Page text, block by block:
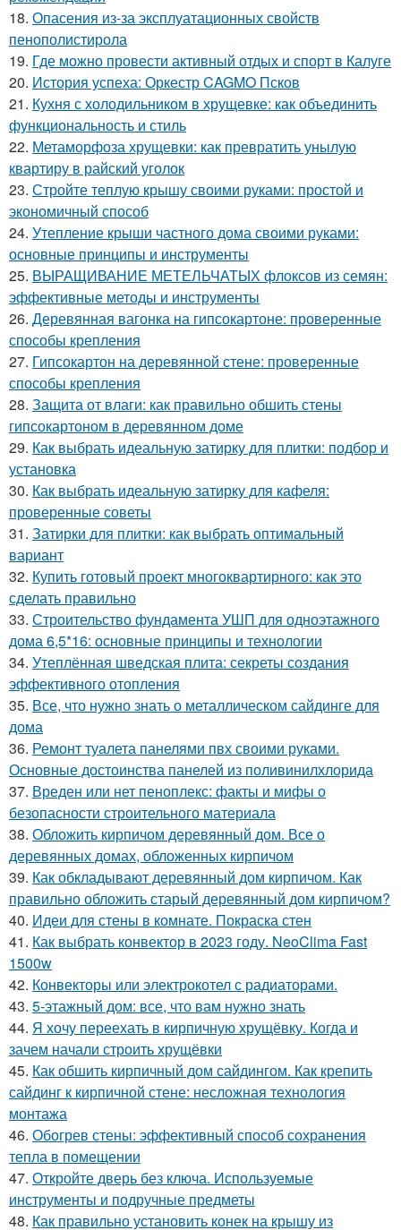
18. Опасения из-за эксплуатационных свойств
пенополистирола
19. Где можно провести активный отдых и спорт в Калуге
20. История успеха: Оркестр CAGMO Псков
21. Кухня с холодильником в хрущевке: как объединить
функциональность и стиль
22. Метаморфоза хрущевки: как превратить унылую
квартиру в райский уголок
23. Стройте теплую крышу своими руками: простой и
экономичный способ
24. Утепление крыши частного дома своими руками:
основные принципы и инструменты
25. ВЫРАЩИВАНИЕ МЕТЕЛЬЧАТЫХ флоксов из семян:
эффективные методы и инструменты
26. Деревянная вагонка на гипсокартоне: проверенные
способы крепления
27. Гипсокартон на деревянной стене: проверенные
способы крепления
28. Защита от влаги: как правильно обшить стены
гипсокартоном в деревянном доме
29. Как выбрать идеальную затирку для плитки: подбор и
установка
30. Как выбрать идеальную затирку для кафеля:
проверенные советы
31. Затирки для плитки: как выбрать оптимальный
вариант
32. Купить готовый проект многоквартирного: как это
сделать правильно
33. Строительство фундамента УШП для одноэтажного
дома 6,5*16: основные принципы и технологии
34. Утеплённая шведская плита: секреты создания
эффективного отопления
35. Все, что нужно знать о металлическом сайдинге для
дома
36. Ремонт туалета панелями пвх своими руками.
Основные достоинства панелей из поливинилхлорида
37. Вреден или нет пеноплекс: факты и мифы о
безопасности строительного материала
38. Обложить кирпичом деревянный дом. Все о
деревянных домах, обложенных кирпичом
39. Как обкладывают деревянный дом кирпичом. Как
правильно обложить старый деревянный дом кирпичом?
40. Идеи для стены в комнате. Покраска стен
41. Как выбрать конвектор в 2023 году. NeoClima Fast
1500w
42. Конвекторы или электрокотел с радиаторами.
43. 5-этажный дом: все, что вам нужно знать
44. Я хочу переехать в кирпичную хрущёвку. Когда и
зачем начали строить хрущёвки
45. Как обшить кирпичный дом сайдингом. Как крепить
сайдинг к кирпичной стене: несложная технология
монтажа
46. Обогрев стены: эффективный способ сохранения
тепла в помещении
47. Откройте дверь без ключа. Используемые
инструменты и подручные предметы
48. Как правильно установить конек на крышу из